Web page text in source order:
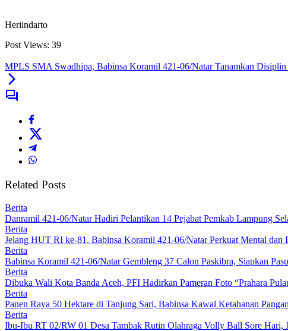
Heriindarto
Post Views: 39
MPLS SMA Swadhipa, Babinsa Koramil 421-06/Natar Tanamkan Disiplin
Related Posts
Berita
Danramil 421-06/Natar Hadiri Pelantikan 14 Pejabat Pemkab Lampung
Berita
Jelang HUT RI ke-81, Babinsa Koramil 421-06/Natar Perkuat Mental dan
Berita
Babinsa Koramil 421-06/Natar Gembleng 37 Calon Paskibra, Siapkan
Berita
Dibuka Wali Kota Banda Aceh, PFI Hadirkan Pameran Foto “Prahara
Berita
Panen Raya 50 Hektare di Tanjung Sari, Babinsa Kawal Ketahanan
Berita
Ibu-Ibu RT 02/RW 01 Desa Tambak Rutin Olahraga Volly Ball Sore Hari,